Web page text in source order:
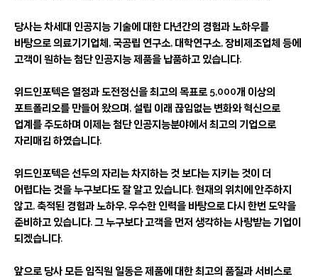
당사는 차세대 인공지능 기술에 대한 다년간의 경험과 노하우를
바탕으로 의료기기업체, 국공립 연구소, 대학연구소, 장비제조업체 등에
고객이 원하는 첨단 인공지능 제품을 납품하고 있습니다.
위드인포텍은 열정과 도전정신을 최고의 목표로 5,000개 이상의
포트폴리오를 만들어 왔으며, 설립 이래 끊임없는 변화와 혁신으로
업계를 주도하며 이제는 첨단 인공지능분야에서 최고의 기업으로
자리매김 하였습니다.
위드인포텍은 선두의 자리는 차지하는 것 보다는 지키는 것이 더
어렵다는 것을 누구보다도 잘 알고 있습니다. 현재의 위치에 안주하지
않고, 축적된 경험과 노하우, 우수한 인력을 바탕으로 다시 한번 도약을
준비하고 있습니다. 그 누구보다 고객을 먼저 생각하는 사랑받는 기업이
되겠습니다.
앞으로 당사 모든 임직원 일동은 제품에 대한 최고의 품질과 서비스로